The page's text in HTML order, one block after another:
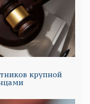
крупной